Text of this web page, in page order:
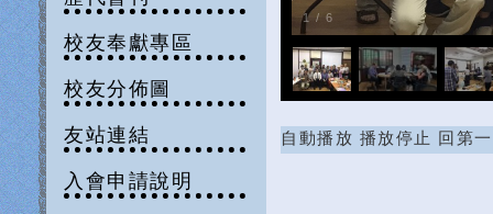
1 /6
自動播放 播放停止 回第
校友奉獻專區
校友分佈圖
友站連結
入會申請說明